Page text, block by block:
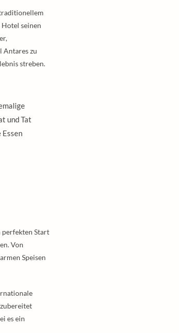
seinen
Antares zu
streben.
und Tat
Essen
perfekten Start
Von
Speisen
es ein